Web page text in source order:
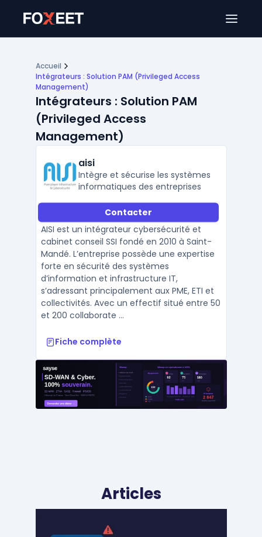
Accueil
Intégrateurs : Solution PAM (Privileged Access
Management)
Intégrateurs : Solution PAM
(Privileged Access
Management)
aisi
Intègre et sécurise les systèmes
informatiques des entreprises
Contacter
AISI est un intégrateur cybersécurité et
cabinet conseil SSI fondé en 2010 à Saint-
Mandé. L’entreprise possède une expertise
forte en sécurité des systèmes
d’information et infrastructure IT,
s’adressant principalement aux PME, ETI et
collectivités. Avec un effectif situé entre 50
et 200 collaborate ...
Fiche complète
Articles